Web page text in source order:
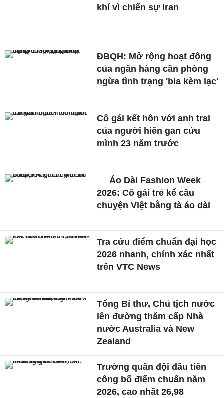
khí vì chiến sự Iran
ĐBQH: Mở rộng hoạt động
của ngân hàng cần phòng
ngừa tình trạng 'bia kèm lạc'
Cô gái kết hôn với anh trai
của người hiến gan cứu
mình 23 năm trước
Áo Dài Fashion Week
2026: Cô gái trẻ kể câu
chuyện Việt bằng tà áo dài
Tra cứu điểm chuẩn đại học
2026 nhanh, chính xác nhất
trên VTC News
Tổng Bí thư, Chủ tịch nước
lên đường thăm cấp Nhà
nước Australia và New
Zealand
Trường quân đội đầu tiên
công bố điểm chuẩn năm
2026, cao nhất 26,98